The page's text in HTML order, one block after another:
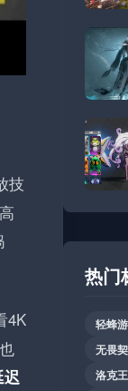
技
4K
迟
热门
轻蜂
无畏
洛克